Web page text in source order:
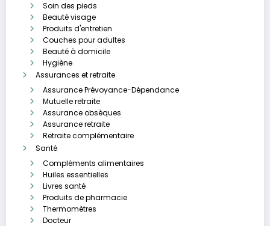
Soin des pieds
Beauté visage
Produits d'entretien
Couches pour adultes
Beauté à domicile
Hygiène
Assurances et retraite
Assurance Prévoyance-Dépendance
Mutuelle retraite
Assurance obsèques
Assurance retraite
Retraite complémentaire
Santé
Compléments alimentaires
Huiles essentielles
Livres santé
Produits de pharmacie
Thermomètres
Docteur